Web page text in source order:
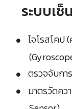
ระบบเซ็
ไจโรสโคป
ตรวจจับกา
มาตรวัดคว